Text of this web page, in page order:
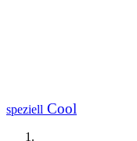
speziell Cool